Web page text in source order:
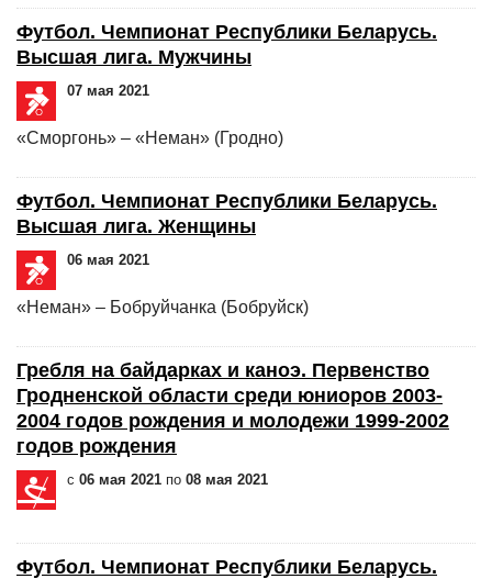
Футбол. Чемпионат Республики Беларусь.
Высшая лига. Мужчины
07 мая 2021
«Сморгонь» – «Неман» (Гродно)
Футбол. Чемпионат Республики Беларусь.
Высшая лига. Женщины
06 мая 2021
«Неман» – Бобруйчанка (Бобруйск)
Гребля на байдарках и каноэ. Первенство
Гродненской области среди юниоров 2003-
2004 годов рождения и молодежи 1999-2002
годов рождения
с 06 мая 2021 по 08 мая 2021
Футбол. Чемпионат Республики Беларусь.